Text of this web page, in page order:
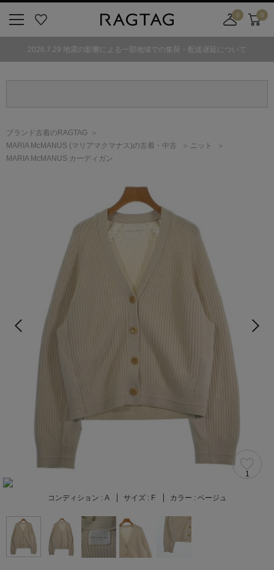
気
0
舗
カ
0
2026.7.29 地震の影響による一部地域での集荷・配送遅延について
ブランド古着のRAGTAG
MARIA McMANUS (マリアマクマナス)の古着・中古
ニット
MARIA McMANUS カーディガン
1
コンディション : A サイズ : F カラー : ベージュ